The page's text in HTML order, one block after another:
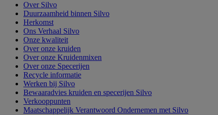
Over Silvo
Duurzaamheid binnen Silvo
Herkomst
Ons Verhaal Silvo
Onze kwaliteit
Over onze kruiden
Over onze Kruidenmixen
Over onze Specerijen
Recycle informatie
Werken bij Silvo
Bewaaradvies kruiden en specerijen Silvo
Verkooppunten
Maatschappelijk Verantwoord Ondernemen met Silvo